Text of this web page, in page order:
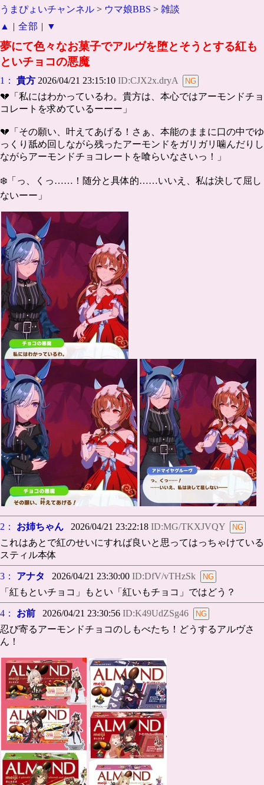
うまぴょいチャンネル > ウマ娘BBS > 雑談
▲
| 全部 | ▼
夢にて色々なお菓子でアルヴを堕とそうとする紅も
といチョコの悪魔
1： 貴方 2026/04/21 23:15:10 ID:CJX2x.dryA
💔「私にはわかっているわ。貴方は、本心ではアーモンドチョ
コレートを求めているーーー」
💔「その願い、叶えてあげる！さぁ、本能のままに口の中でゆ
っくり舐め回しながら残ったアーモンドをガリガリ噛んだりし
ながらアーモンドチョコレートを喰らいなさいっ！」
❄️「っ、くっ……！随分と具体的……いいえ、私は決して屈し
ないーー」
2： お姉ちゃん 2026/04/21 23:22:18 ID:MG/TKXJVQY
これはあとで紅のせいにすれば良いと思ってはっちゃけている
スティル本体
3： アナタ 2026/04/21 23:30:00 ID:DfV/vTHzSk
「紅もといチョコ」もとい「紅いもチョコ」ではどう？
4： お前 2026/04/21 23:30:56 ID:K49UdZSg46
忍び寄るアーモンドチョコのしもべたち！どうするアルヴさ
ん！